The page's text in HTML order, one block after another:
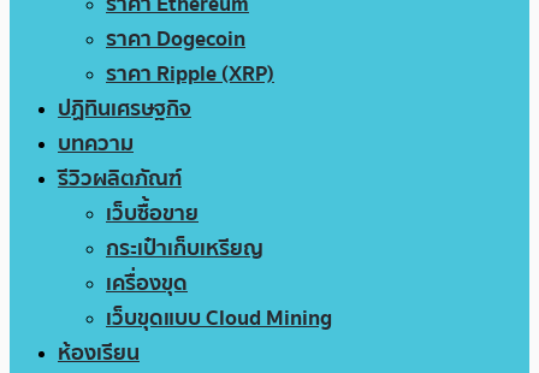
ราคา Dogecoin
ราคา Ripple (XRP)
ปฏิทินเศรษฐกิจ
บทความ
รีวิวผลิตภัณฑ์
เว็บซื้อขาย
กระเป๋าเก็บเหรียญ
เครื่องขุด
เว็บขุดแบบ Cloud Mining
ห้องเรียน